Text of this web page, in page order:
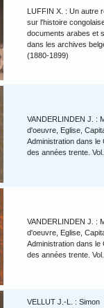
LUFFIN X. : Un autre
sur l'histoire
documents arabes et
dans les archives
(1880-1899)
VANDERLINDEN J. :
d'oeuvre, Eglise,
Administration dans le
des années trente.
VANDERLINDEN J. :
d'oeuvre, Eglise,
Administration dans le
des années trente.
VELLUT J.-L. : Simon